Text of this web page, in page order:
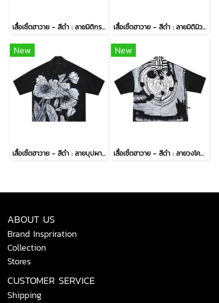
เสื้อเชิ้ตฮาวาย - สีดำ : ลายมิติกราฟิกรัตติกาล เสื้อเชิ้ตฮาวาย - สีดำ : ลายมิติมิวส์สบตากับปทุมมาคราม
New
เสื้อเชิ้ตฮาวาย - สีดำ : ลายบุปผารัตติกาล
New
เสื้อเชิ้ตฮาวาย - สีดำ : ลายวงโคจรรัตติกาล
ABOUT US
Brand Inspriration
Collection
Stores
CUSTOMER SERVICE
Shipping